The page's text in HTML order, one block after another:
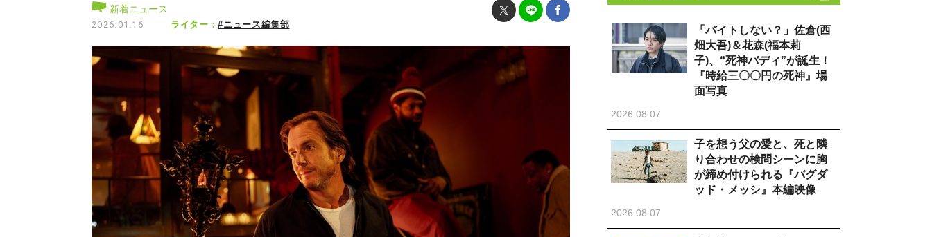
新着ニュース
2026.01.16 ライター：#ニュース編集部
「バイトしない？」佐倉(西
畑大吾)＆花森(福本莉
子)、“死神バディ”が誕生！
『時給三〇〇円の死神』場
面写真
2026.08.07
子を想う父の愛と、死と隣
り合わせの検問シーンに胸
が締め付けられる『バグダ
ッド・メッシ』本編映像
2026.08.07